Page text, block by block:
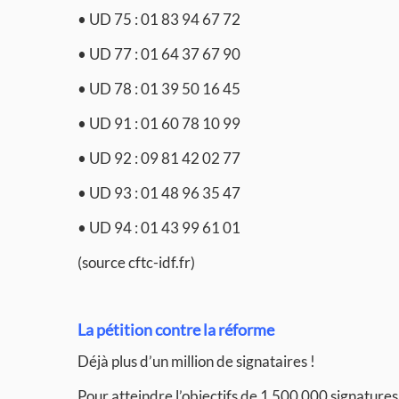
• UD 75 : 01 83 94 67 72
• UD 77 : 01 64 37 67 90
• UD 78 : 01 39 50 16 45
• UD 91 : 01 60 78 10 99
• UD 92 : 09 81 42 02 77
• UD 93 : 01 48 96 35 47
• UD 94 : 01 43 99 61 01
(source cftc-idf.fr)
La pétition contre la réforme
Déjà plus d’un million de signataires !